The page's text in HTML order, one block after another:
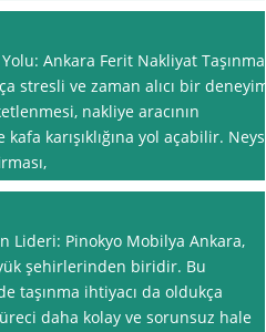
Yolu: Ankara Ferit Nakliyat Taşınma
stresli ve zaman alıcı bir deneyim
nakliye aracının
karışıklığına yol açabilir. Neyse
Lideri: Pinokyo Mobilya Ankara,
şehirlerinden biridir. Bu
taşınma ihtiyacı da oldukça
daha kolay ve sorunsuz hale